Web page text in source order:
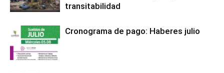
transitabilidad
Cronograma de pago: Haberes julio